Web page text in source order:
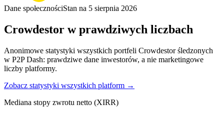
Dane społecznościStan na 5 sierpnia 2026
Crowdestor w prawdziwych liczbach
Anonimowe statystyki wszystkich portfeli Crowdestor śledzonych
w P2P Dash: prawdziwe dane inwestorów, a nie marketingowe
liczby platformy.
Zobacz statystyki wszystkich platform →
Mediana stopy zwrotu netto (XIRR)